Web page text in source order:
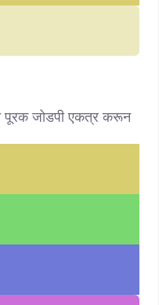
पूरक जोडपी एकत्र करून